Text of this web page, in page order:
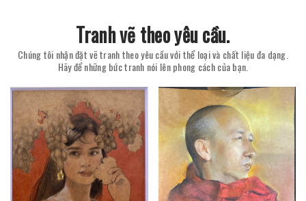
Tranh vẽ theo yêu cầu.
Chúng tôi nhận đặt vẽ tranh theo yêu cầu với thể loại và chất liệu đa dạng.
Hãy để những bức tranh nói lên phong cách của bạn.